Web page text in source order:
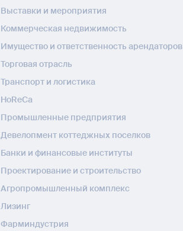
Выставки и мероприятия
Коммерческая недвижимость
Имущество и ответственность арендаторов
Торговая отрасль
Транспорт и логистика
HoReCa
Промышленные предприятия
Девелопмент коттеджных поселков
Банки и финансовые институты
Проектирование и строительство
Агропромышленный комплекс
Лизинг
Фарминдустрия